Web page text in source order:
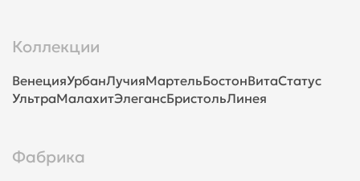
Коллекции
ВенецияУрбанЛучияМартельБостонВитаСтатус
УльтраМалахитЭлегансБристольЛинея
Фабрика